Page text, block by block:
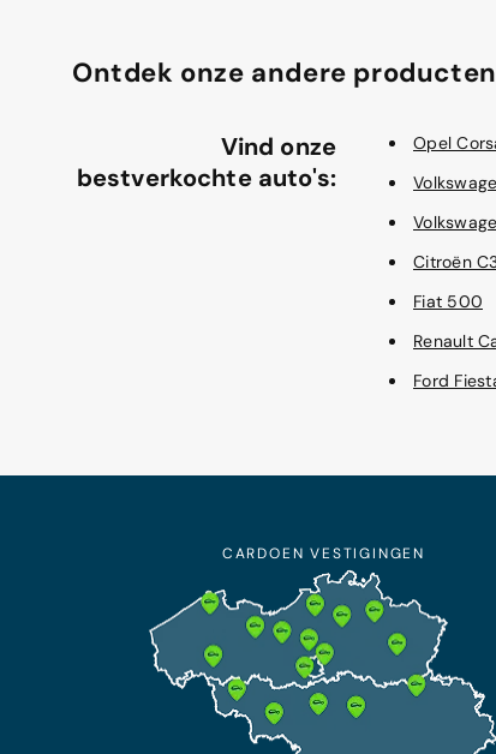
Ontdek onze andere
Vind onze
bestverkochte auto's:
Opel
Citroën
Fiat 500
Renault
Ford
CARDOEN VESTIGINGEN